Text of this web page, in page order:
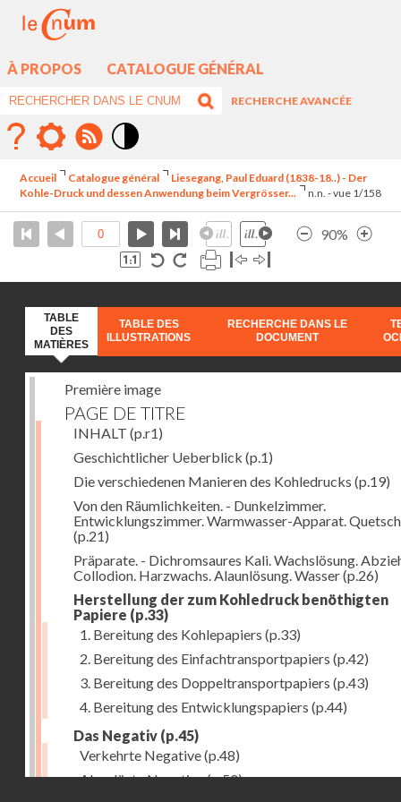
À PROPOS CATALOGUE GÉNÉRAL
RECHERCHE AVANCÉE
élévé
Accueil Catalogue général
Liesegang, Paul Eduard (1838-18..) - Der
Kohle-Druck und dessen Anwendung beim Vergrösser...
n.n. - vue 1/158
90%
TABLE
DES
MATIÈRES
TABLE DES
ILLUSTRATIONS
RECHERCHE DANS LE
DOCUMENT
Première image
PAGE DE TITRE
INHALT (p.r1)
Geschichtlicher Ueberblick (p.1)
Die verschiedenen Manieren des Kohledrucks (p.19)
Von den Räumlichkeiten. - Dunkelzimmer.
Entwicklungszimmer. Warmwasser-Apparat.
(p.21)
Präparate. - Dichromsaures Kali. Wachslösung.
Collodion. Harzwachs. Alaunlösung. Wasser(p.26)
Herstellung der zum Kohledruck benöthigten
Papiere (p.33)
1. Bereitung des Kohlepapiers (p.33)
2. Bereitung des Einfachtransportpapiers (p.42)
3. Bereitung des Doppeltransportpapiers (p.43)
4. Bereitung des Entwicklungspapiers (p.44)
Das Negativ (p.45)
Verkehrte Negative(p.48)
Abgelöste Negative(p.50)